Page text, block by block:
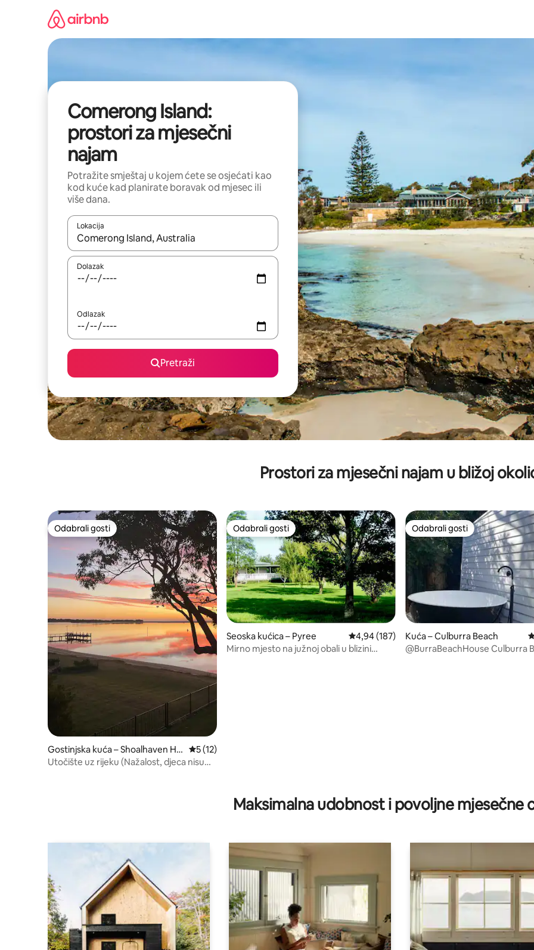
Comerong Island:
prostori za mjesečni
najam
Potražite smještaj u kojem ćete se osjećati kao
kod kuće kad planirate boravak od mjesec ili
više dana.
Lokacija
Kada budu dostupni rezultati, moći ćete ih pregledati koristeći se strelicama prema gore i prema dolje, kao i dodirom ili
Dolazak
Odlazak
Pretraži
Prostori za mjesečni najam u bližoj
Odabrali gosti
Odabrali gosti
Gostinjska kuća – Shoalhaven He
ads
Prosječna ocjena: 5/5, recenzija: 12
5 (12)
Utočište uz rijeku (Nažalost, djeca nisu
Odabrali gosti
Odabrali gosti
Seoska kućica – Pyree Prosječna ocjena: 4,94/5, recenzija: 187
4,94 (187)
Mirno mjesto na južnoj obali u blizini
Odabrali gosti
Odabrali gosti
Kuća – Culburra Beach
@BurraBeachHouse Culburra Beach u
Maksimalna udobnost i povoljne mjesečne